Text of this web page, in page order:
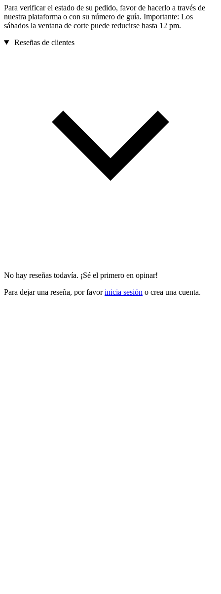
Para verificar el estado de su pedido, favor de hacerlo a través de
nuestra plataforma o con su número de guía. Importante: Los
sábados la ventana de corte puede reducirse hasta 12 pm.
Reseñas de clientes
No hay reseñas todavía. ¡Sé el primero en opinar!
Para dejar una reseña, por favorinicia sesión o crea una cuenta.